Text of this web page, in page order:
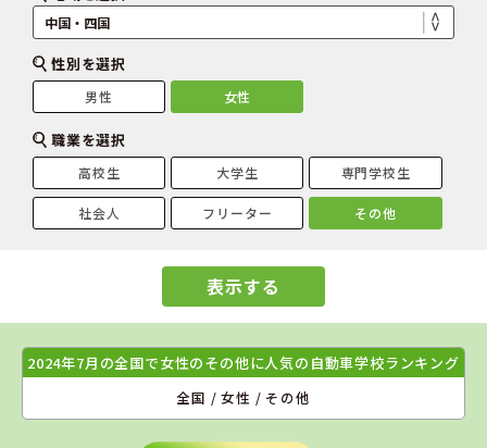
性別を選択
男性 女性
職業を選択
高校生 大学生 専門学校生
社会人 フリーター その他
表示する
2024年7月の全国で女性のその他に人気の自動車学校ランキング
全国 / 女性 / その他